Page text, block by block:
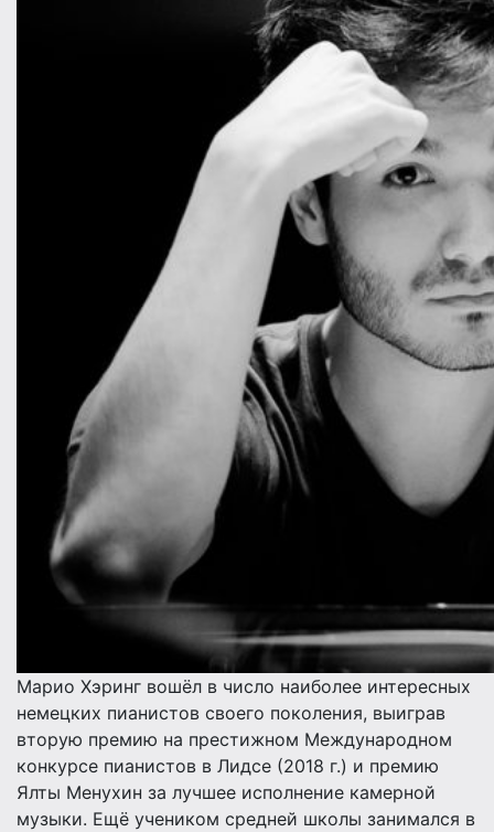
Марио Хэринг вошёл в число наиболее интересных
немецких пианистов своего поколения, выиграв
вторую премию на престижном Международном
конкурсе пианистов в Лидсе (2018 г.) и премию
Ялты Менухин за лучшее исполнение камерной
музыки. Ещё учеником средней школы занимался в